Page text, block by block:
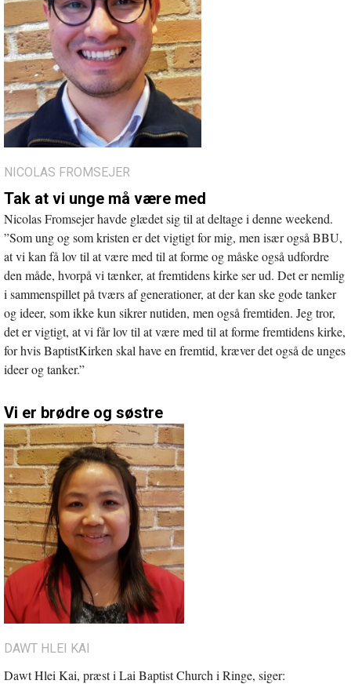
NICOLAS FROMSEJER
Tak at vi unge må være med
Nicolas Fromsejer havde glædet sig til at deltage i denne weekend.
”Som ung og som kristen er det vigtigt for mig, men især også BBU,
at vi kan få lov til at være med til at forme og måske også udfordre
den måde, hvorpå vi tænker, at fremtidens kirke ser ud. Det er nemlig
i sammenspillet på tværs af generationer, at der kan ske gode tanker
og ideer, som ikke kun sikrer nutiden, men også fremtiden. Jeg tror,
det er vigtigt, at vi får lov til at være med til at forme fremtidens kirke,
for hvis BaptistKirken skal have en fremtid, kræver det også de unges
ideer og tanker.”
Vi er brødre og søstre
DAWT HLEI KAI
Dawt Hlei Kai, præst i Lai Baptist Church i Ringe, siger: